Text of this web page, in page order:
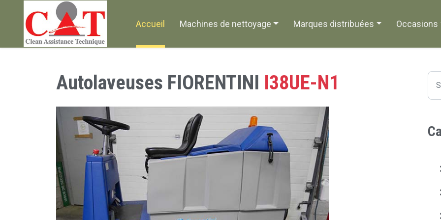
Accueil Machines de nettoyage Marques distribuées Occasions
Autolaveuses FIORENTINI I38UE-N1